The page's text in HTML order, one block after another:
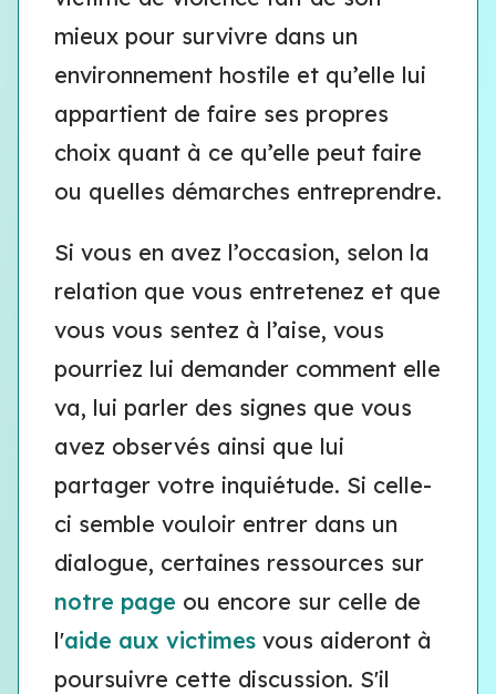
mieux pour survivre dans un
environnement hostile et qu’elle lui
appartient de faire ses propres
choix quant à ce qu’elle peut faire
ou quelles démarches entreprendre.
Si vous en avez l’occasion, selon la
relation que vous entretenez et que
vous vous sentez à l’aise, vous
pourriez lui demander comment elle
va, lui parler des signes que vous
avez observés ainsi que lui
partager votre inquiétude. Si celle-
ci semble vouloir entrer dans un
dialogue, certaines ressources sur
notre page ou encore sur celle de
l'aide aux victimes vous aideront à
poursuivre cette discussion. S'il